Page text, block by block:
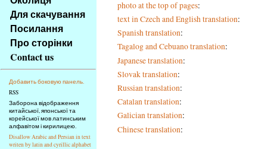
tomto
webu
základní
Hlavní
strana
Для скачування
Посилання
Про сторінки
Contact us
Добавить боковую панель.
RSS
Заборона відображення
китайської, японської та
корейської мов латинським
алфавітом і кирилицею.
Disallow Arabic and Persian in text
writen by latin and cyrillic alphabet
photo at the top of pages:
text in Czech and English translation:
Spanish translation:
Tagalog and Cebuano translation:
Japanese translation:
Slovak translation:
Russian translation:
Catalan translation:
Galician translation:
Chinese translation: